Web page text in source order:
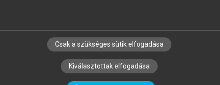
SZERZŐKNEK CÉGEKNEK KÖNYVTÁROSOKNAK
SZERKESZTÉSI ÉS LEKTORÁLÁSI ALAPELVEK
Csak a szükséges sütik elfogadása
Kiválasztottak elfogadása